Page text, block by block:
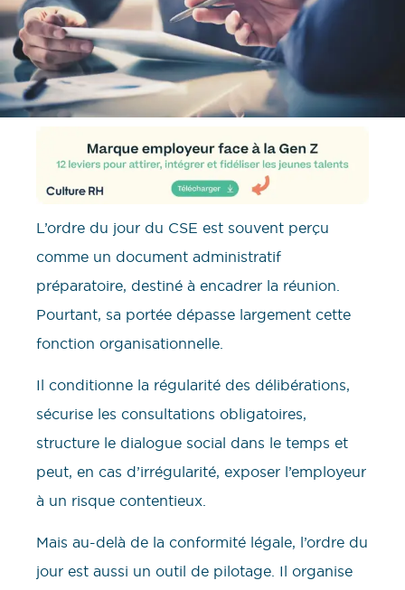
L’ordre du jour du CSE est souvent perçu
comme un document administratif
préparatoire, destiné à encadrer la réunion.
Pourtant, sa portée dépasse largement cette
fonction organisationnelle.
Il conditionne la régularité des délibérations,
sécurise les consultations obligatoires,
structure le dialogue social dans le temps et
peut, en cas d’irrégularité, exposer l’employeur
à un risque contentieux.
Mais au-delà de la conformité légale, l’ordre du
jour est aussi un outil de pilotage. Il organise